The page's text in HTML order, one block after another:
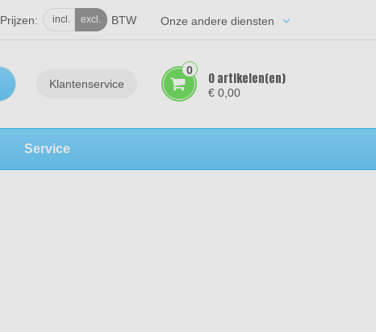
Onze andere diensten keyboard_arrow_down
Prijzen: incl. excl. BTW
Klantenservice 0 artikelen(en)
€ 0,00
0
Service